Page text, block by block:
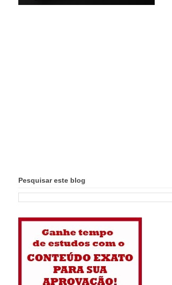
Pesquisar este blog